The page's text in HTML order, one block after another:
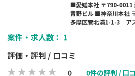
■愛媛本社 〒790-0011
青野ビル ■神奈川本社
多摩区菅北浦1-1-3 ア
案件・求人数： 1
評価・評判 / 口コミ
0 0件の評判 / 口